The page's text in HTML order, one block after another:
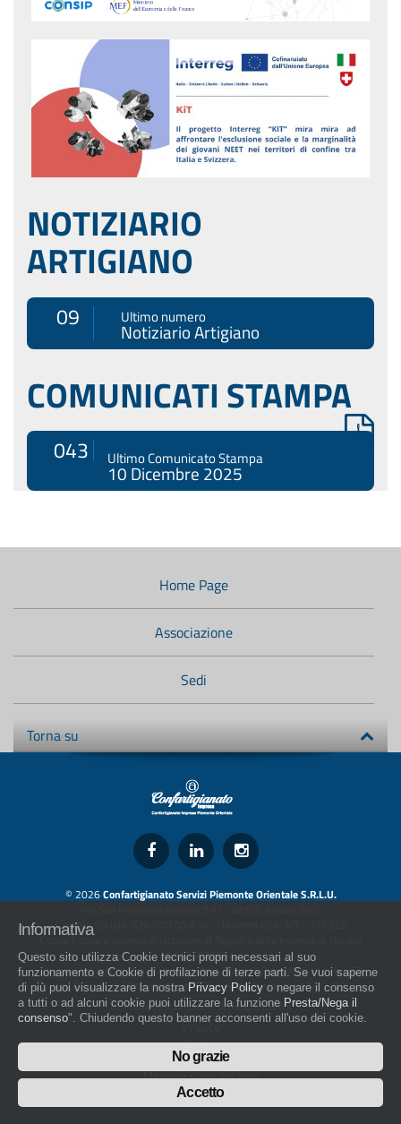
NOTIZIARIO
ARTIGIANO
09 Ultimo numero
Notiziario Artigiano
COMUNICATI STAMPA
043 Ultimo Comunicato Stampa
10 Dicembre 2025
Menù
Home Page
Associazione
Sedi
Torna su
© 2026Confartigianato Servizi Piemonte Orientale S.R.L.U.
Capitale Sociale: 526.000,00 € i.v. - Numero REA: NO - 173322
Codice fiscale e numero di iscrizione al Registro delle Imprese di Novara
01436930034
artigiani.it è registrato nel Registro della Stampa Periodica con il nr. 562
con Decreto del Presidente del Tribunale di Novara del 07/03/13
Direttore Responsabile: Amleto Impaloni
Privacy
Cookie
Whistleblowing
Manuale d'uso del logo
Policy sulla Parità di genere
Informativa
Questo sito utilizza Cookie tecnici propri necessari al suo
funzionamento e Cookie di profilazione di terze parti. Se vuoi saperne
di più puoi visualizzare la nostra Privacy Policy o negare il consenso
a tutti o ad alcuni cookie puoi utilizzare la funzione Presta/Nega il
consenso". Chiudendo questo banner acconsenti all'uso dei cookie.
No grazie
Accetto